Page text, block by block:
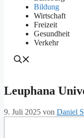
Bildung
Wirtschaft
Freizeit
Gesundheit
Verkehr
Leuphana
9. Juli 2025 von Daniel